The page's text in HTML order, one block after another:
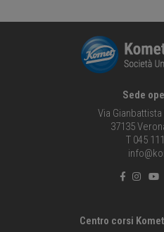
Sede
Via
37135
T 045
Centro corsi